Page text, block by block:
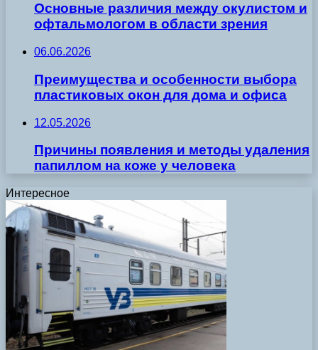
Основные различия между окулистом и
офтальмологом в области зрения
06.06.2026
Преимущества и особенности выбора
пластиковых окон для дома и офиса
12.05.2026
Причины появления и методы удаления
папиллом на коже у человека
Интересное